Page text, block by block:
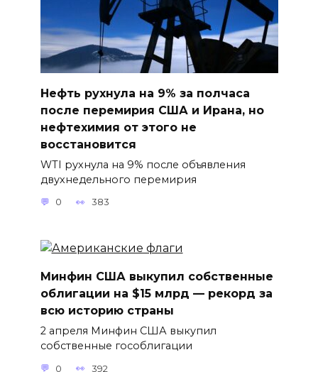
Нефть рухнула на 9% за полчаса
после перемирия США и Ирана, но
нефтехимия от этого не
восстановится
WTI рухнула на 9% после объявления
двухнедельного перемирия
0 383
Минфин США выкупил собственные
облигации на $15 млрд — рекорд за
всю историю страны
2 апреля Минфин США выкупил
собственные гособлигации
0 392